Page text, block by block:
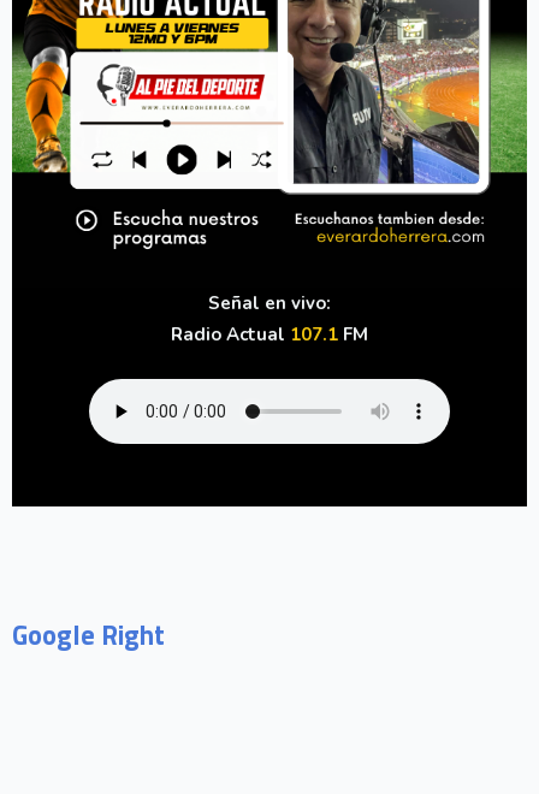
Señal en vivo:
Radio Actual 107.1 FM
Google Right